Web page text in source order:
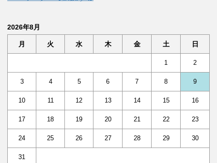
2026年8月
月 火 水 木 金 土 日
1 2
3 4 5 6 7 8 9
10 11 12 13 14 15 16
17 18 19 20 21 22 23
24 25 26 27 28 29 30
31